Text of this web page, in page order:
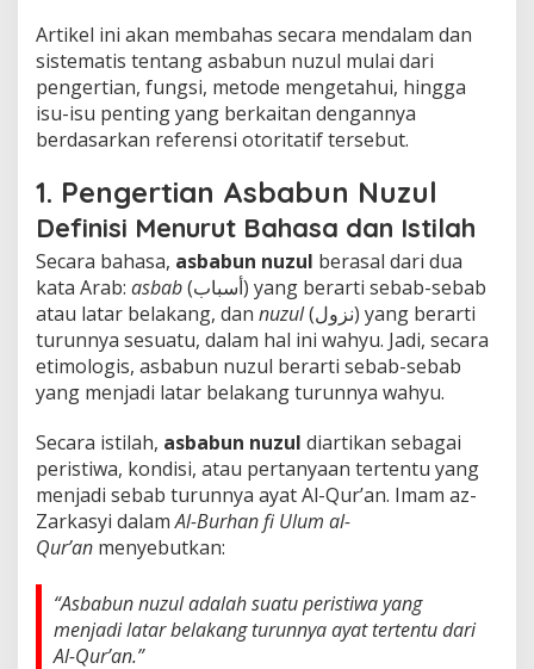
Artikel ini akan membahas secara mendalam dan
sistematis tentang asbabun nuzul mulai dari
pengertian, fungsi, metode mengetahui, hingga
isu-isu penting yang berkaitan dengannya
berdasarkan referensi otoritatif tersebut.
1. Pengertian Asbabun Nuzul
Definisi Menurut Bahasa dan Istilah
Secara bahasa, asbabun nuzul berasal dari dua
kata Arab: asbab(أسباب) yang berarti sebab-sebab
atau latar belakang, dan nuzul(نزول) yang berarti
turunnya sesuatu, dalam hal ini wahyu. Jadi, secara
etimologis, asbabun nuzul berarti sebab-sebab
yang menjadi latar belakang turunnya wahyu.
Secara istilah, asbabun nuzul diartikan sebagai
peristiwa, kondisi, atau pertanyaan tertentu yang
menjadi sebab turunnya ayat Al-Qur’an. Imam az-
Zarkasyi dalamAl-Burhan fi Ulum al-
Qur’an menyebutkan:
“Asbabun nuzul adalah suatu peristiwa yang
menjadi latar belakang turunnya ayat tertentu dari
Al-Qur’an.”